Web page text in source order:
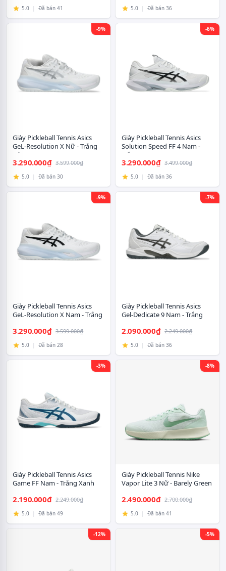
5.0 | Đã bán 41 5.0 | Đã bán 36
-9%
Giày Pickleball Tennis Asics
GeL-Resolution X Nữ - Trắng
Xám
3.290.000₫ 3.599.000₫
5.0 | Đã bán 30
-6%
Giày Pickleball Tennis Asics
Solution Speed FF 4 Nam -
Trắng Đen
3.290.000₫ 3.499.000₫
5.0 | Đã bán 36
-9%
Giày Pickleball Tennis Asics
GeL-Resolution X Nam - Trắng
3.290.000₫ 3.599.000₫
5.0 | Đã bán 28
-7%
Giày Pickleball Tennis Asics
Gel-Dedicate 9 Nam - Trắng
2.090.000₫ 2.249.000₫
5.0 | Đã bán 36
-3%
Giày Pickleball Tennis Asics
Game FF Nam - Trắng Xanh
2.190.000₫ 2.249.000₫
5.0 | Đã bán 49
-8%
Giày Pickleball Tennis Nike
Vapor Lite 3 Nữ - Barely Green
2.490.000₫ 2.700.000₫
5.0 | Đã bán 41
-12% -5%